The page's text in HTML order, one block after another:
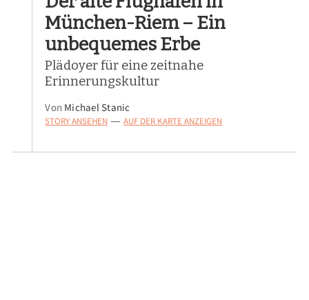
München-Riem – Ein
unbequemes Erbe
Plädoyer für eine zeitnahe
Erinnerungskultur
Von Michael Stanic
STORY ANSEHEN — AUF DER KARTE ANZEIGEN